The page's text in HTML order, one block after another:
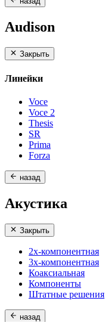
Audison
Закрыть
Линейки
Voce
Voce 2
Thesis
SR
Prima
Forza
назад
Акустика
Закрыть
2х-компонентная
3х-компонентная
Коаксиальная
Компоненты
Штатные решения
назад